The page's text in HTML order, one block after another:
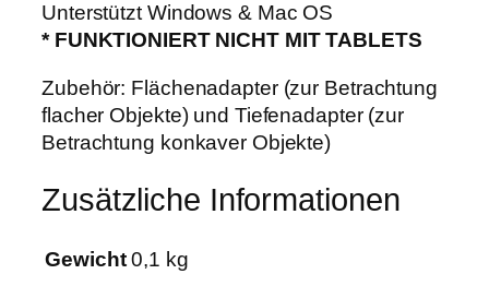
Unterstützt Windows & Mac OS
* FUNKTIONIERT NICHT MIT TABLETS
Zubehör: Flächenadapter (zur Betrachtung
flacher Objekte) und Tiefenadapter (zur
Betrachtung konkaver Objekte)
Zusätzliche Informationen
Gewicht 0,1 kg